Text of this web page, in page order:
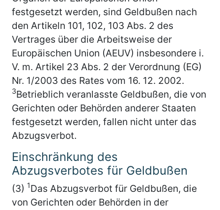
festgesetzt werden, sind Geldbußen nach
den Artikeln 101, 102, 103 Abs. 2 des
Vertrages über die Arbeitsweise der
Europäischen Union (AEUV) insbesondere i.
V. m. Artikel 23 Abs. 2 der Verordnung (EG)
Nr. 1/2003 des Rates vom 16. 12. 2002.
3Betrieblich veranlasste Geldbußen, die von
Gerichten oder Behörden anderer Staaten
festgesetzt werden, fallen nicht unter das
Abzugsverbot.
Einschränkung des
Abzugsverbotes für Geldbußen
(3) 1Das Abzugsverbot für Geldbußen, die
von Gerichten oder Behörden in der